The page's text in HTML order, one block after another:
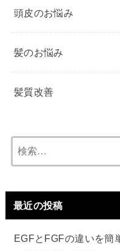
頭皮のお悩み
髪のお悩み
髪質改善
最近の投稿
EGFとFGFの違い